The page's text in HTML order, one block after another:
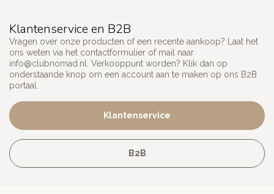
Klantenservice en B2B
Vragen over onze producten of een recente aankoop? Laat het
ons weten via het contactformulier of mail naar
info@clubnomad.nl
. Verkooppunt worden? Klik dan op
onderstaande knop om een account aan te maken op ons B2B
portaal.
Klantenservice
B2B